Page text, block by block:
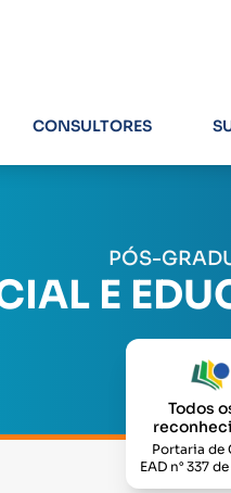
CONSULTORES
PÓS-
E
Todos
Portaria de
EAD n° 337